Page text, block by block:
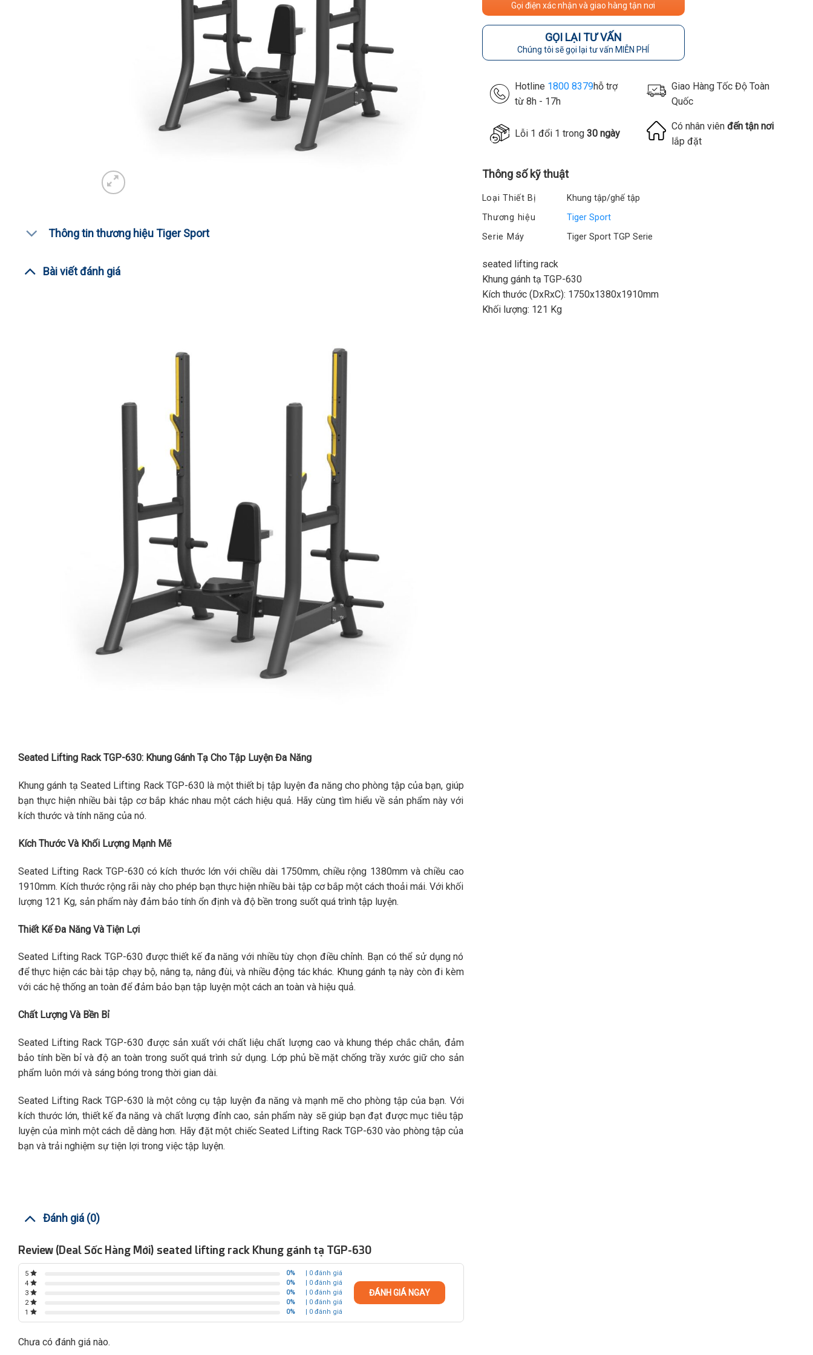
Thông tin thương hiệu Tiger Sport
Bài viết đánh giá
Seated Lifting Rack TGP-630: Khung Gánh Tạ Cho Tập Luyện Đa Năng
Khung gánh tạ Seated Lifting Rack TGP-630 là một thiết bị tập luyện đa năng cho phòng tập của bạn, giúp
bạn thực hiện nhiều bài tập cơ bắp khác nhau một cách hiệu quả. Hãy cùng tìm hiểu về sản phẩm này với
kích thước và tính năng của nó.
Kích Thước Và Khối Lượng Mạnh Mẽ
Seated Lifting Rack TGP-630 có kích thước lớn với chiều dài 1750mm, chiều rộng 1380mm và chiều cao
1910mm. Kích thước rộng rãi này cho phép bạn thực hiện nhiều bài tập cơ bắp một cách thoải mái. Với khối
lượng 121 Kg, sản phẩm này đảm bảo tính ổn định và độ bền trong suốt quá trình tập luyện.
Thiết Kế Đa Năng Và Tiện Lợi
Seated Lifting Rack TGP-630 được thiết kế đa năng với nhiều tùy chọn điều chỉnh. Bạn có thể sử dụng nó
để thực hiện các bài tập chạy bộ, nâng tạ, nâng đùi, và nhiều động tác khác. Khung gánh tạ này còn đi kèm
với các hệ thống an toàn để đảm bảo bạn tập luyện một cách an toàn và hiệu quả.
Chất Lượng Và Bền Bỉ
Seated Lifting Rack TGP-630 được sản xuất với chất liệu chất lượng cao và khung thép chắc chắn, đảm
bảo tính bền bỉ và độ an toàn trong suốt quá trình sử dụng. Lớp phủ bề mặt chống trầy xước giữ cho sản
phẩm luôn mới và sáng bóng trong thời gian dài.
Seated Lifting Rack TGP-630 là một công cụ tập luyện đa năng và mạnh mẽ cho phòng tập của bạn. Với
kích thước lớn, thiết kế đa năng và chất lượng đỉnh cao, sản phẩm này sẽ giúp bạn đạt được mục tiêu tập
luyện của mình một cách dễ dàng hơn. Hãy đặt một chiếc Seated Lifting Rack TGP-630 vào phòng tập của
bạn và trải nghiệm sự tiện lợi trong việc tập luyện.
Đánh giá (0)
Review (Deal Sốc Hàng Mới) seated lifting rack Khung gánh tạ TGP-630
5 0%
| 0 đánh giá
4
0%
| 0 đánh giá
3
0%
| 0 đánh giá
2
0%
| 0 đánh giá
1
0% | 0 đánh giá
ĐÁNH GIÁ NGAY
Chưa có đánh giá nào.
Gọi điện xác nhận và giao hàng tận nơi
GỌI LẠI TƯ VẤN
Chúng tôi sẽ gọi lại tư vấn MIỄN PHÍ
Hotline 1800 8379hỗ trợ
từ 8h - 17h
Giao Hàng Tốc Độ Toàn
Quốc
Lỗi 1 đổi 1 trong30 ngày
Có nhân viên đến tận nơi
lắp đặt
Thông số kỹ thuật
Loại Thiết Bị
Khung tập/ghế tập
Thương hiệu
Tiger Sport
Serie Máy
Tiger Sport TGP Serie
seated lifting rack
Khung gánh tạ TGP-630
Kích thước (DxRxC): 1750x1380x1910mm
Khối lượng: 121 Kg